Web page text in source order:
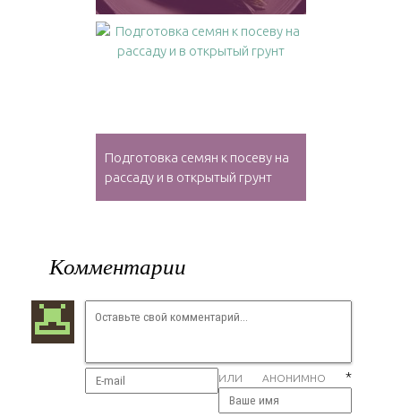
Подготовка семян к посеву на
рассаду и в открытый грунт
Комментарии
ИЛИ АНОНИМНО *